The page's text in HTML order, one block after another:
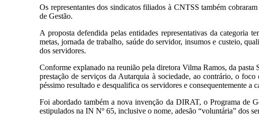
Os representantes dos sindicatos filiados à CNTSS também
de Gestão.
A proposta defendida pelas entidades representativas da
metas, jornada de trabalho, saúde do servidor, insumos e custeio,
dos servidores.
Conforme explanado na reunião pela diretora Vilma Ramos, da
prestação de serviços da Autarquia à sociedade, ao contrário, o
péssimo resultado e desqualifica os servidores e consequentemente a
Foi abordado também a nova invenção da DIRAT, o Programa de
estipulados na IN Nº 65, inclusive o nome, adesão “voluntária” dos